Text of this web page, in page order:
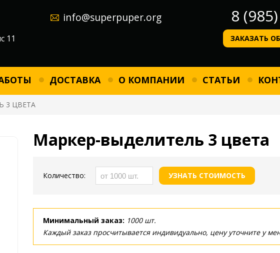
11
info@superpuper.org 8
ЗАКАЗАТЬ
ДОСТАВКА О КОМПАНИИ СТАТЬИ
3 ЦВЕТА
Маркер-выделитель 3 цвета
Количество: УЗНАТЬ СТОИМОСТЬ
Минимальный заказ: 1000 шт.
Каждый заказ просчитывается индивидуально, цену уточните у